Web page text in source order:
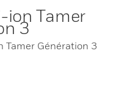
ion Tamer
3
Génération 3